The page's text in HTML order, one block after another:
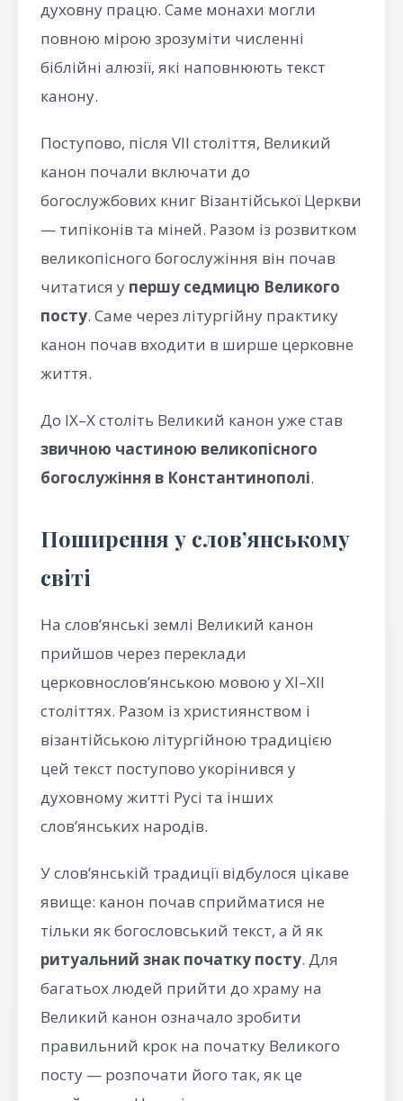
духовну працю. Саме монахи могли
повною мірою зрозуміти численні
біблійні алюзії, які наповнюють текст
канону.
Поступово, після VII століття, Великий
канон почали включати до
богослужбових книг Візантійської Церкви
— типіконів та міней. Разом із розвитком
великопісного богослужіння він почав
читатися у першу седмицю Великого
посту. Саме через літургійну практику
канон почав входити в ширше церковне
життя.
До IX–X століть Великий канон уже став
звичною частиною великопісного
богослужіння в Константинополі.
Поширення у слов’янському
світі
На слов’янські землі Великий канон
прийшов через переклади
церковнослов’янською мовою у XI–XII
століттях. Разом із християнством і
візантійською літургійною традицією
цей текст поступово укорінився у
духовному житті Русі та інших
слов’янських народів.
У слов’янській традиції відбулося цікаве
явище: канон почав сприйматися не
тільки як богословський текст, а й як
ритуальний знак початку посту. Для
багатьох людей прийти до храму на
Великий канон означало зробити
правильний крок на початку Великого
посту — розпочати його так, як це